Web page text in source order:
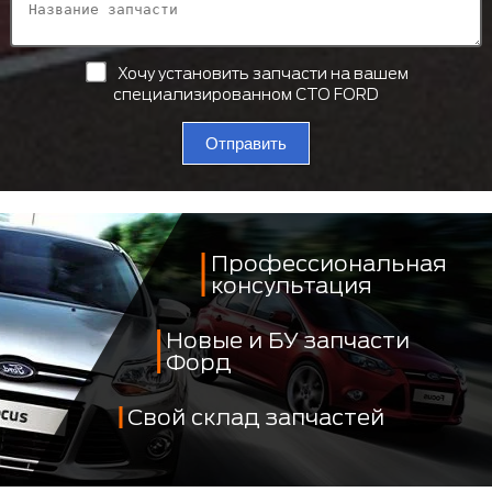
Хочу установить запчасти на вашем
специализированном СТО FORD
Отправить
Профессиональная
консультация
Новые и БУ запчасти
Форд
Свой склад запчастей